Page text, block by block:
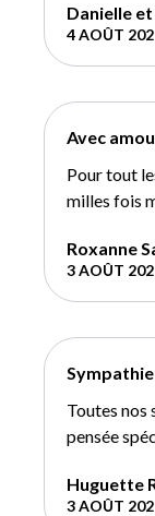
Danielle
4 AOÛT
Avec
Pour tout
milles fois
Roxanne
3 AOÛT
Sympathie
Toutes nos
pensée
Huguette
3 AOÛT